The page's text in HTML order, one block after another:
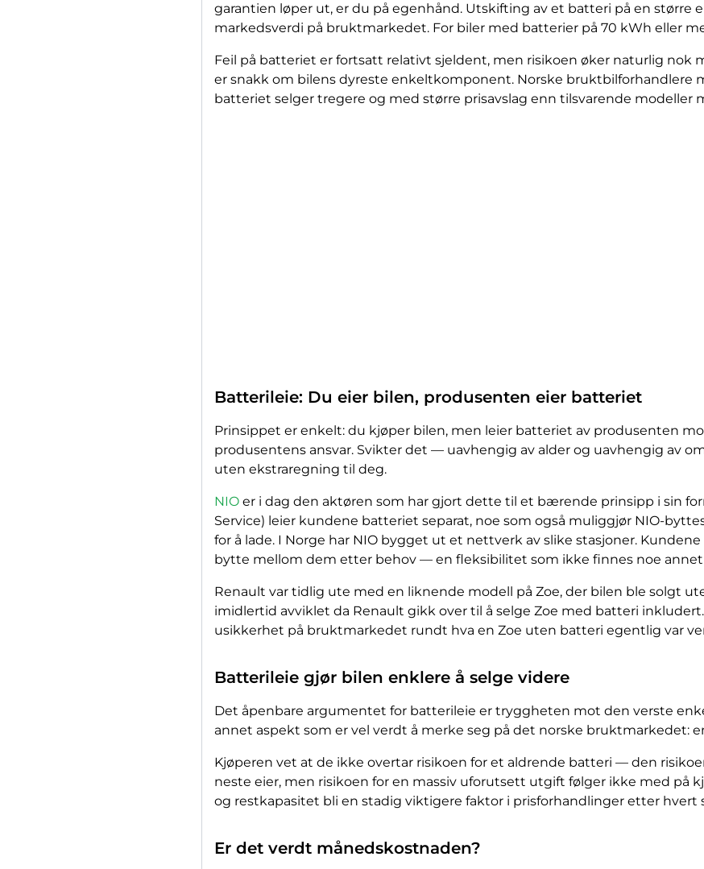
garantien løper ut, er du på egenhånd. Utskifting av et batteri på en
markedsverdi på bruktmarkedet. For biler med batterier på 70 kWh eller
Feil på batteriet er fortsatt relativt sjeldent, men risikoen øker naturlig nok
er snakk om bilens dyreste enkeltkomponent. Norske bruktbilforhandlere
batteriet selger tregere og med større prisavslag enn tilsvarende modeller
Batterileie: Du eier bilen, produsenten eier batteriet
Prinsippet er enkelt: du kjøper bilen, men leier batteriet av produsenten
produsentens ansvar. Svikter det — uavhengig av alder og uavhengig av
uten ekstraregning til deg.
NIO er i dag den aktøren som har gjort dette til et bærende prinsipp i sin
Service) leier kundene batteriet separat, noe som også muliggjør NIO-
for å lade. I Norge har NIO bygget ut et nettverk av slike stasjoner.
bytte mellom dem etter behov — en fleksibilitet som ikke finnes noe
Renault var tidlig ute med en liknende modell på Zoe, der bilen ble solgt
imidlertid avviklet da Renault gikk over til å selge Zoe med batteri
usikkerhet på bruktmarkedet rundt hva en Zoe uten batteri egentlig var
Batterileie gjør bilen enklere å selge videre
Det åpenbare argumentet for batterileie er tryggheten mot den verste
annet aspekt som er vel verdt å merke seg på det norske bruktmarkedet:
Kjøperen vet at de ikke overtar risikoen for et aldrende batteri — den
neste eier, men risikoen for en massiv uforutsett utgift følger ikke med på
og restkapasitet bli en stadig viktigere faktor i prisforhandlinger etter hvert
Er det verdt månedskostnaden?